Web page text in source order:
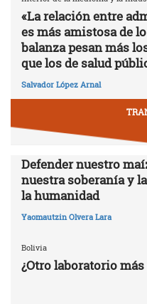
«La relación entre
es más amistosa de
balanza pesan más
que los de salud
Salvador López Arnal
Defender nuestro
nuestra soberanía y
la humanidad
Yaomautzin Olvera Lara
Bolivia
¿Otro laboratorio